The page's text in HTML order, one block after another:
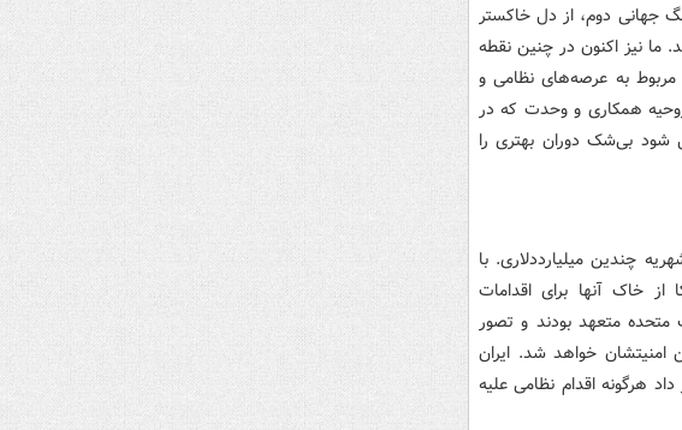
جهانی دوم، از دل خاکستر
ما نیز اکنون در چنین نقطه
مربوط به عرصه‌های نظامی و
همکاری و وحدت که در
بی‌شک دوران بهتری را
چندین میلیارددلاری. با
خاک آنها برای اقدامات
متحده متعهد بودند و تصور
خواهد شد. ایران
هرگونه اقدام نظامی علیه